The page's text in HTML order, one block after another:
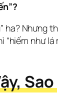
ha? Nhưng
như lá
Sao